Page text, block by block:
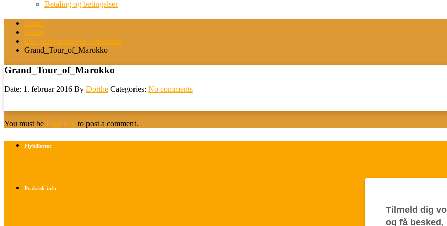
Betaling og betingelser
Home
Medie
Den store rundrejse i Marokko
Grand_Tour_of_Marokko
Grand_Tour_of_Marokko
Date: 1. februar 2016 By Dorthe Categories: No comments
You must be logged in to post a comment.
Flybilletter
Praktisk info